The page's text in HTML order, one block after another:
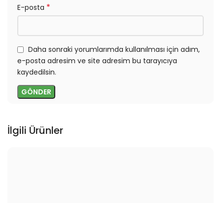
E-posta *
Daha sonraki yorumlarımda kullanılması için adım,
e-posta adresim ve site adresim bu tarayıcıya
kaydedilsin.
İlgili Ürünler